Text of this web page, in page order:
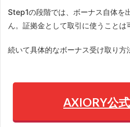
Step1の段階では、ボーナス自体を
ん。証拠金として取引に使うことは
続いて具体的なボーナス受け取り方
AXIORY公